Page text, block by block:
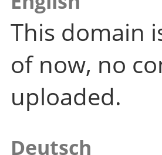
This domain
of now, no
uploaded.
Deutsch